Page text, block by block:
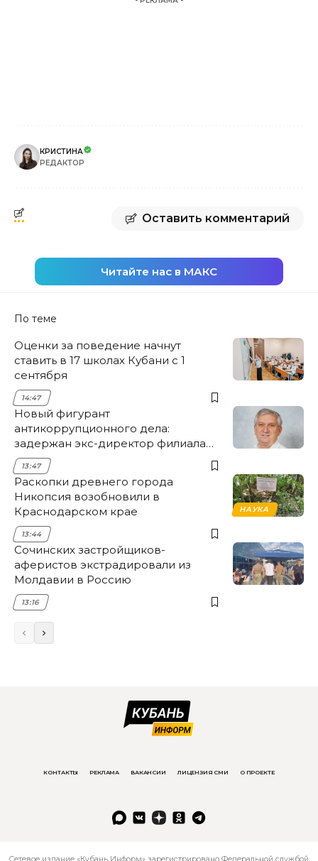
КРИСТИНА
РЕДАКТОР
Оставить комментарий
Читайте нас в МАКС
По теме
Оценки за поведение начнут
ставить в 17 школах Кубани с 1
сентября
14:47
Новый фигурант
антикоррупционного дела:
задержан экс-директор филиала
НЭСК Крымска
13:47
НАУКА
Раскопки древнего города
Никопсия возобновили в
Краснодарском крае
13:44
Сочинских застройщиков-
аферистов экстрадировали из
Молдавии в Россию
13:16
КОНТАКТЫ РЕКЛАМА ВАКАНСИИ ЛИЦЕНЗИЯ СМИ О ПРОЕКТЕ
Сетевое издание «Кубань Информ» зарегистрировано Федеральной службой